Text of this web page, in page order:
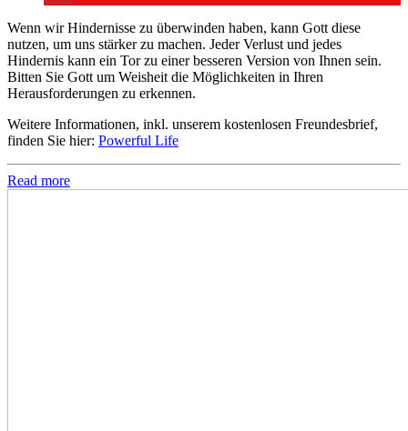
Wenn wir Hindernisse zu überwinden haben, kann Gott diese
nutzen, um uns stärker zu machen. Jeder Verlust und jedes
Hindernis kann ein Tor zu einer besseren Version von Ihnen sein.
Bitten Sie Gott um Weisheit die Möglichkeiten in Ihren
Herausforderungen zu erkennen.
Weitere Informationen, inkl. unserem kostenlosen Freundesbrief,
finden Sie hier: Powerful Life
Read more